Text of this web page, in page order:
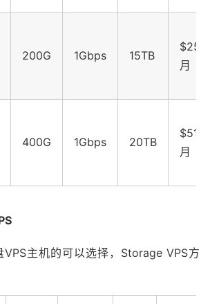
200G 1Gbps 15TB
月
400G 1Gbps 20TB
月
主机的可以选择，Storage VPS方